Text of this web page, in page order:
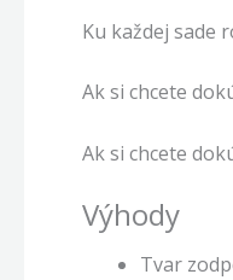
Ku každej sade
Ak si chcete
Ak si chcete
Výhody
Tvar